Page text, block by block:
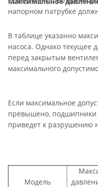
напорном патрубке
В таблице указанно
насоса. Однако текущее
перед закрытым
максимального
Если максимальное
превышено, подшипники
приведет к разрушению
Модель